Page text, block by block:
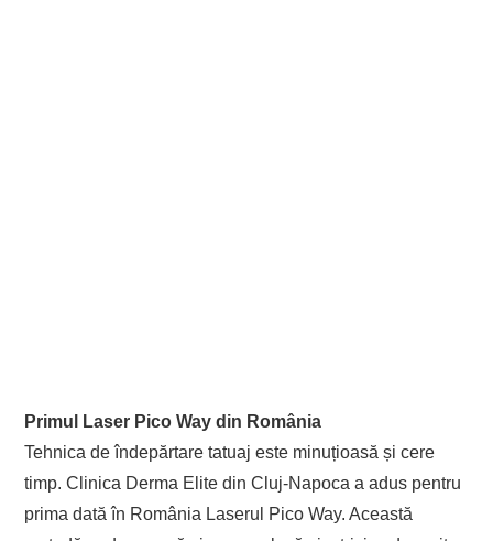
Primul Laser Pico Way din România
Tehnica de îndepărtare tatuaj este minuțioasă și cere
timp. Clinica Derma Elite din Cluj-Napoca a adus pentru
prima dată în România Laserul Pico Way. Această